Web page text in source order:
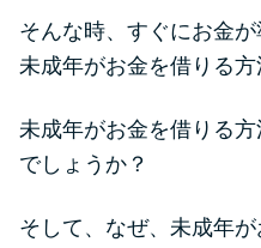
カード
カード
特集ページ
そんな時、すぐにお金が
未成年がお金を借りる方
未成年がお金を借りる
でしょうか？
そして、なぜ、未成年